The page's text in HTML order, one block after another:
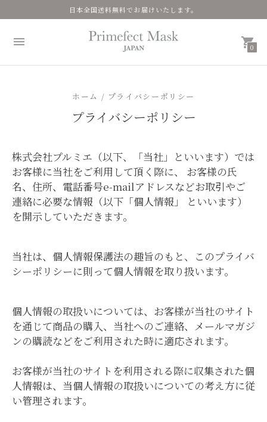
日本全国送料無料でお届けいたします。
0
ホーム / プライバシーポリシー
プライバシーポリシー
株式会社プルミエ（以下、「当社」といいます）では
お客様に当社をご利用して頂く際に、 お客様の氏
名、住所、電話番号e-mailアドレスなどお取引やご
連絡に必要な情報（以下「個人情報」 といいます）
を開示していただきます。
当社は、個人情報保護法の趣旨のもと、このプライバ
シーポリシーに則って個人情報を取り扱います。
個人情報の取扱いについては、お客様が当社のサイト
を通じて商品の購入、当社へのご連絡、メールマガジ
ンの購読などをご利用された時に適応されます。
お客様が当社のサイトを利用される際に収集された個
人情報は、当個人情報の取扱いについての考え方に従
い管理されます。